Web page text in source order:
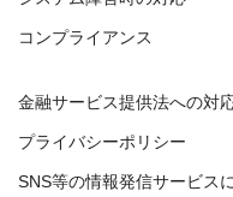
コンプライアンス
金融サービス提供法への対
プライバシーポリシー
SNS等の情報発信サービス